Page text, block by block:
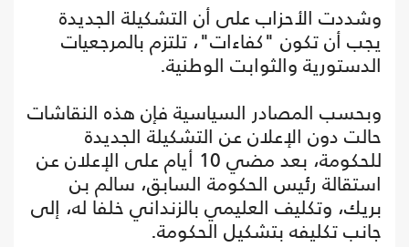
وشددت الأحزاب على أن التشكيلة الجديدة
يجب أن تكون "كفاءات"، تلتزم بالمرجعيات
الدستورية والثوابت الوطنية.
وبحسب المصادر السياسية فإن هذه النقاشات
حالت دون الإعلان عن التشكيلة الجديدة
للحكومة، بعد مضي 10 أيام على الإعلان عن
استقالة رئيس الحكومة السابق، سالم بن
بريك، وتكليف العليمي بالزنداني خلفا له، إلى
جانب تكليفه بتشكيل الحكومة.